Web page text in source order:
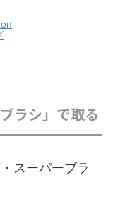
ラシ」で取る
スーパーブラ